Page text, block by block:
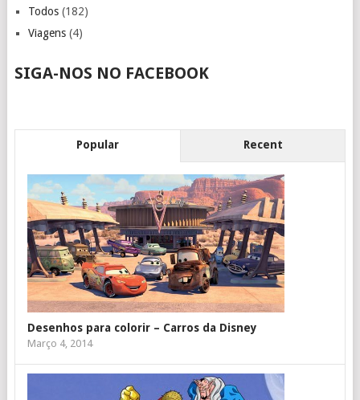
Todos(182)
Viagens(4)
SIGA-NOS NO FACEBOOK
Popular Recent
Desenhos para colorir – Carros da Disney
Março 4, 2014